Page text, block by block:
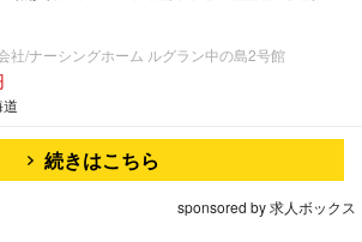
社/ナーシングホーム ルグラン中の島2号館
続きはこちら
sponsored by 求人ボックス